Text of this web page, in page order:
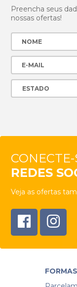
Preencha seus
nossas ofertas!
REDES
Veja as ofertas